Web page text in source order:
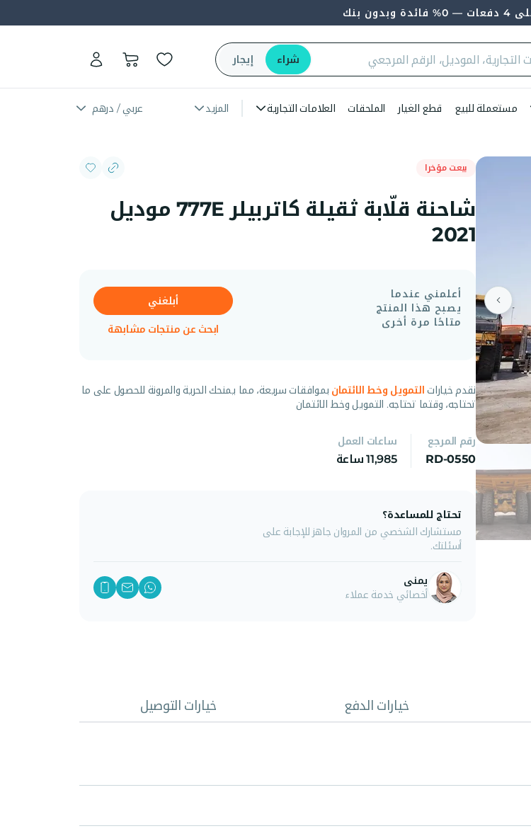
بنك
شراء إيجار
مستعملة للبيع قطع الغيار الملحقات العلامات التجارية المزيد عربي / درهم
بيعت مؤخرا
شاحنة قلّابة ثقيلة كاتربيلر 777E موديل
2021
أعلمني عندما
يصبح هذا المنتج
متاحًا مرة أخرى
أبلغني
ابحث عن منتجات مشابهة
نقدم خيارات التمويل وخط الائتمان بموافقات سريعة، مما يمنحك الحرية والمرونة للحصول على ما
تحتاجه، وقتما تحتاجه. التمويل وخط الائتمان
رقم المرجع
RD-0550
ساعات العمل
11,985 ساعة
تحتاج للمساعدة؟
مستشارك الشخصي من المروان جاهز للإجابة على
أسئلتك.
يمنى
أخصائي خدمة عملاء
خيارات الدفع خيارات التوصيل